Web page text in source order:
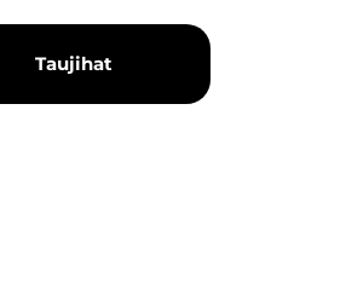
Taujihat